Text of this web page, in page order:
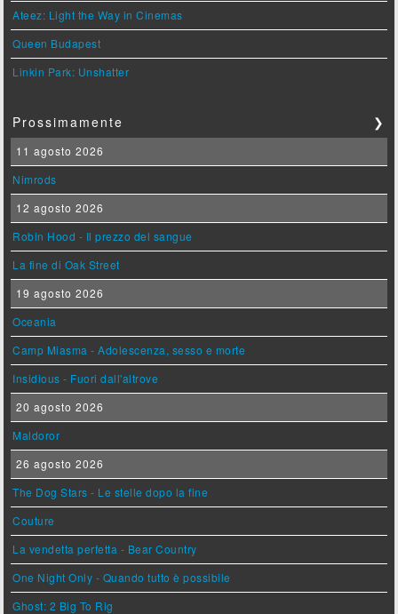
Ateez: Light the Way in Cinemas
Queen Budapest
Linkin Park: Unshatter
Prossimamente ❯
11 agosto 2026
Nimrods
12 agosto 2026
Robin Hood - Il prezzo del sangue
La fine di Oak Street
19 agosto 2026
Oceania
Camp Miasma - Adolescenza, sesso e morte
Insidious - Fuori dall'altrove
20 agosto 2026
Maldoror
26 agosto 2026
The Dog Stars - Le stelle dopo la fine
Couture
La vendetta perfetta - Bear Country
One Night Only - Quando tutto è possibile
Ghost: 2 Big To Rig